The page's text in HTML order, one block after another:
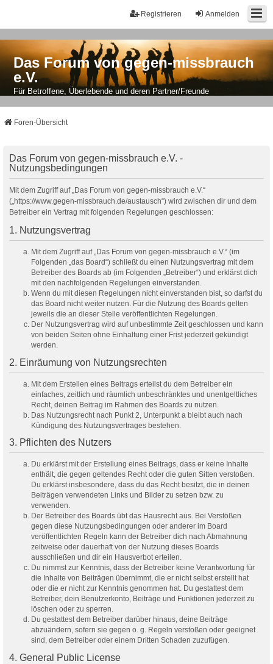
Anmelden
Registrieren
Das Forum von gegen-missbrauch
e.V.
Für Betroffene, Überlebende und deren Partner/Freunde
Foren-Übersicht
Das Forum von gegen-missbrauch e.V. -
Nutzungsbedingungen
Mit dem Zugriff auf „Das Forum von gegen-missbrauch e.V.“
(„https://www.gegen-missbrauch.de/austausch“) wird zwischen dir und dem
Betreiber ein Vertrag mit folgenden Regelungen geschlossen:
1. Nutzungsvertrag
Mit dem Zugriff auf „Das Forum von gegen-missbrauch e.V.“ (im
Folgenden „das Board“) schließt du einen Nutzungsvertrag mit dem
Betreiber des Boards ab (im Folgenden „Betreiber“) und erklärst dich
mit den nachfolgenden Regelungen einverstanden.
Wenn du mit diesen Regelungen nicht einverstanden bist, so darfst du
das Board nicht weiter nutzen. Für die Nutzung des Boards gelten
jeweils die an dieser Stelle veröffentlichten Regelungen.
Der Nutzungsvertrag wird auf unbestimmte Zeit geschlossen und kann
von beiden Seiten ohne Einhaltung einer Frist jederzeit gekündigt
werden.
2. Einräumung von Nutzungsrechten
Mit dem Erstellen eines Beitrags erteilst du dem Betreiber ein
einfaches, zeitlich und räumlich unbeschränktes und unentgeltliches
Recht, deinen Beitrag im Rahmen des Boards zu nutzen.
Das Nutzungsrecht nach Punkt 2, Unterpunkt a bleibt auch nach
Kündigung des Nutzungsvertrages bestehen.
3. Pflichten des Nutzers
Du erklärst mit der Erstellung eines Beitrags, dass er keine Inhalte
enthält, die gegen geltendes Recht oder die guten Sitten verstoßen.
Du erklärst insbesondere, dass du das Recht besitzt, die in deinen
Beiträgen verwendeten Links und Bilder zu setzen bzw. zu
verwenden.
Der Betreiber des Boards übt das Hausrecht aus. Bei Verstößen
gegen diese Nutzungsbedingungen oder anderer im Board
veröffentlichten Regeln kann der Betreiber dich nach Abmahnung
zeitweise oder dauerhaft von der Nutzung dieses Boards
ausschließen und dir ein Hausverbot erteilen.
Du nimmst zur Kenntnis, dass der Betreiber keine Verantwortung für
die Inhalte von Beiträgen übernimmt, die er nicht selbst erstellt hat
oder die er nicht zur Kenntnis genommen hat. Du gestattest dem
Betreiber, dein Benutzerkonto, Beiträge und Funktionen jederzeit zu
löschen oder zu sperren.
Du gestattest dem Betreiber darüber hinaus, deine Beiträge
abzuändern, sofern sie gegen o. g. Regeln verstoßen oder geeignet
sind, dem Betreiber oder einem Dritten Schaden zuzufügen.
4. General Public License